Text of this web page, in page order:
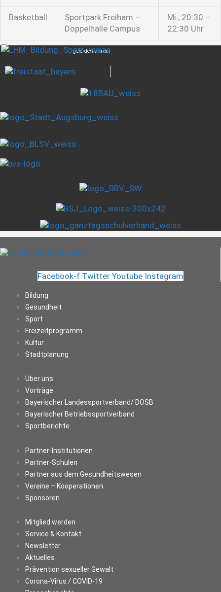
Basketball
Sportpark Freiham –
Doppelhalle Campus
Mi., 20:30 –
22:30 Uhr
gefördert von der
Facebook-f Twitter Youtube Instagram
Bildung
Gesundheit
Sport
Freizeitprogramm
Kultur
Stadtplanung
Über uns
Vorträge
Bayerischer Landessportverband/ DOSB
Bayerischer Betriebssportverband
Sportberichte
Partner-Institutionen
Partner-Schulen
Partner aus dem Gesundheitswesen
Vereine – Kooperationen
Sponsoren
Mitglied werden
Service & Kontakt
Newsletter
Aktuelles
Prävention sexueller Gewalt
Corona-Virus / COVID-19